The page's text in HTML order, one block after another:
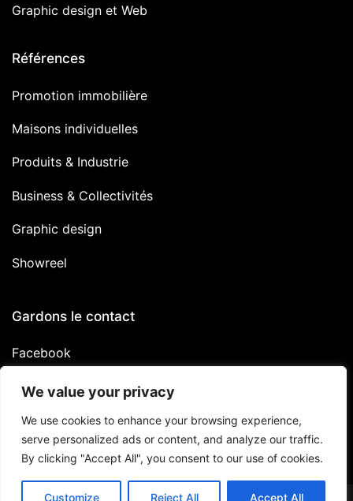
We value your privacy
We use cookies to enhance your browsing experience,
serve personalized ads or content, and analyze our traffic.
By clicking "Accept All", you consent to our use of cookies.
Customize Reject All Accept All
Graphic design et Web
Références
Promotion immobilière
Maisons individuelles
Produits & Industrie
Business & Collectivités
Graphic design
Showreel
Gardons le contact
Facebook
Linkedin
Instagram